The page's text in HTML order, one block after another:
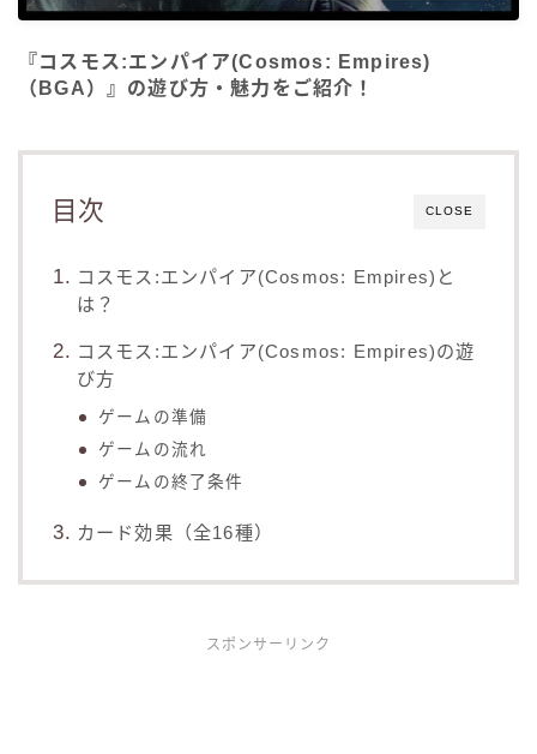
『コスモス:エンパイア(Cosmos: Empires)
（BGA）』の遊び方・魅力をご紹介！
CLOSE
目次
コスモス:エンパイア(Cosmos: Empires)と
は？
コスモス:エンパイア(Cosmos: Empires)の遊
び方
ゲームの準備
ゲームの流れ
ゲームの終了条件
カード効果（全16種）
スポンサーリンク